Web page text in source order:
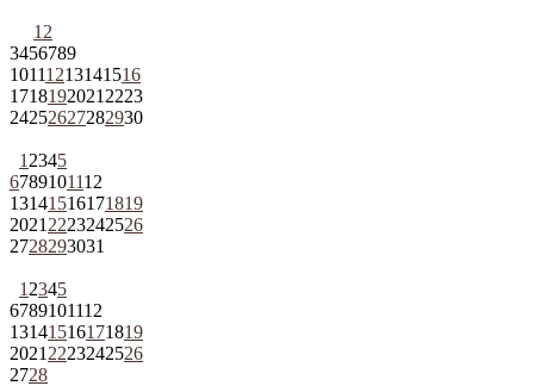
1 2
3456789
10111213141516
1718192021 2223
24252627282930
1 2345
6789101112
13141516171819
2021 2223242526
2728293031
1 2345
6789101112
13141516171819
2021 2223242526
2728